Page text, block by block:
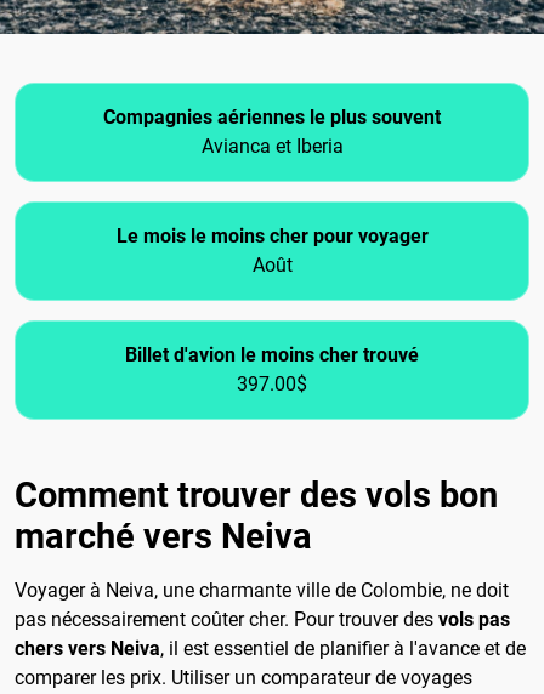
Compagnies aériennes le plus souvent
Avianca et Iberia
Le mois le moins cher pour voyager
Août
Billet d'avion le moins cher trouvé
397.00$
Comment trouver des vols bon
marché vers Neiva
Voyager à Neiva, une charmante ville de Colombie, ne doit
pas nécessairement coûter cher. Pour trouver des vols pas
chers vers Neiva, il est essentiel de planifier à l'avance et de
comparer les prix. Utiliser un comparateur de voyages